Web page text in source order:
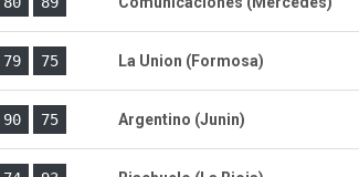
79 75 La Union (Formosa)
90 75 Argentino (Junin)